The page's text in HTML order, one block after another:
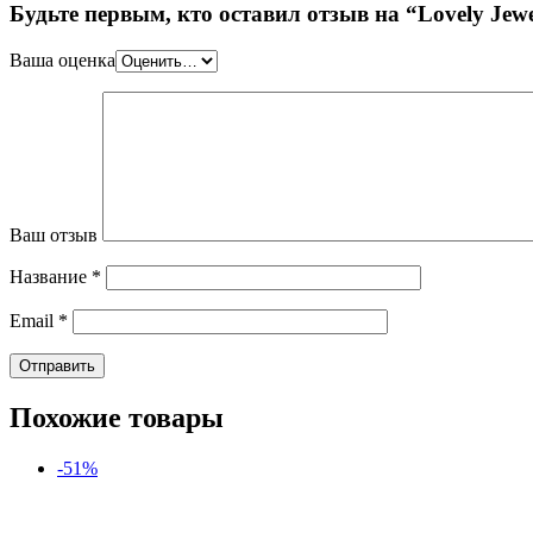
Будьте первым, кто оставил отзыв на “Lovely
Ваша оценка
Ваш отзыв
Название *
Email *
Похожие товары
-51%